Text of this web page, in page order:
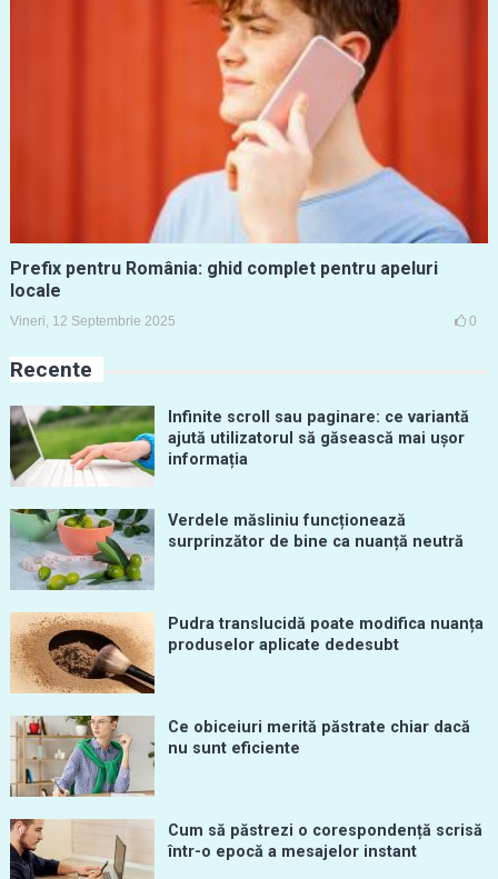
Prefix pentru România: ghid complet pentru apeluri
locale
Vineri, 12 Septembrie 2025 0
Recente
Infinite scroll sau paginare: ce variantă
ajută utilizatorul să găsească mai ușor
informația
Verdele măsliniu funcționează
surprinzător de bine ca nuanță neutră
Pudra translucidă poate modifica nuanța
produselor aplicate dedesubt
Ce obiceiuri merită păstrate chiar dacă
nu sunt eficiente
Cum să păstrezi o corespondență scrisă
într-o epocă a mesajelor instant